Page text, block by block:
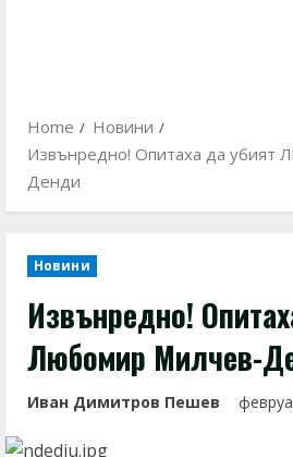
Home
Новини
Извънредно! Опитаха да убият
Денди
Новини
Извънредно!
Любомир Милчев-
Иван Димитров Пешев